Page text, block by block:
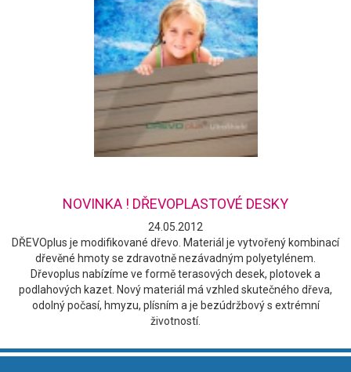
NOVINKA ! DŘEVOPLASTOVÉ DESKY
24.05.2012
DŘEVOplus je modifikované dřevo. Materiál je vytvořený kombinací
dřevěné hmoty se zdravotně nezávadným polyetylénem.
Dřevoplus nabízíme ve formě terasových desek, plotovek a
podlahových kazet. Nový materiál má vzhled skutečného dřeva,
odolný počasí, hmyzu, plísním a je bezúdržbový s extrémní
životností.